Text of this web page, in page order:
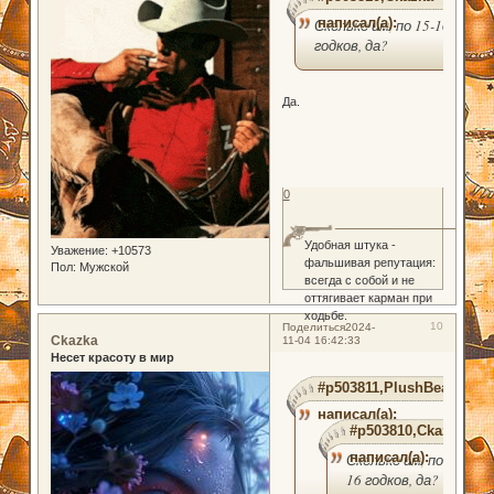
Уважение: +10573
Пол: Мужской
написал(а):
Сколько им, по 15-16
годков, да?
Да.
Удобная штука -
фальшивая репутация:
всегда с собой и не
оттягивает карман при
ходьбе.
0
Поделиться 10
2024-
11-04 16:42:33
Ckazka
Несет красоту в мир
#p503811,PlushBear
написал(а):
#p503810,Ckazka
написал(а):
Сколько им, по 15-
16 годков, да?